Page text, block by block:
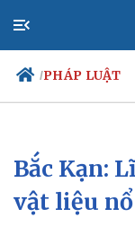
/PHÁP LUẬT
Chính trị
Đảng
Tổ chức nhân sự
Bắc Kạn:
vật liệu